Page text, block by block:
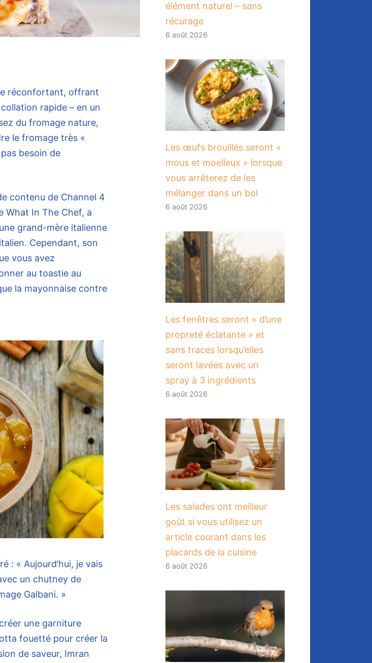
réconfortant, offrant
rapide – en un
du fromage nature,
le fromage très «
besoin de
contenu de Channel 4
What In The Chef, a
grand-mère italienne
Cependant, son
vous avez
au toastie au
la mayonnaise contre
: « Aujourd’hui, je vais
un chutney de
Galbani. »
une garniture
fouetté pour créer la
de saveur, Imran
élément naturel – sans
récurage
6 août 2026
Les œufs brouillés seront «
mous et moelleux » lorsque
vous arrêterez de les
mélanger dans un bol
6 août 2026
Les fenêtres seront « d’une
propreté éclatante » et
sans traces lorsqu’elles
seront lavées avec un
spray à 3 ingrédients
6 août 2026
Les salades ont meilleur
goût si vous utilisez un
article courant dans les
placards de la cuisine
6 août 2026